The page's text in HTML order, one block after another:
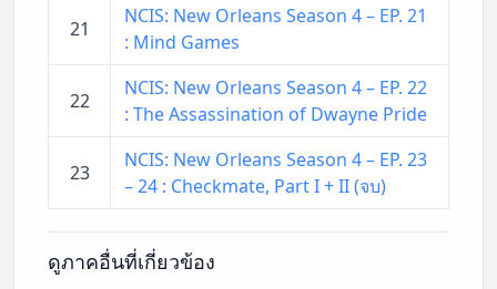
21
NCIS: New Orleans Season 4 – EP. 21
: Mind Games
22
NCIS: New Orleans Season 4 – EP. 22
: The Assassination of Dwayne Pride
23
NCIS: New Orleans Season 4 – EP. 23
– 24 : Checkmate, Part I + II (จบ)
ดูภาคอื่นที่เกี่ยวข้อง